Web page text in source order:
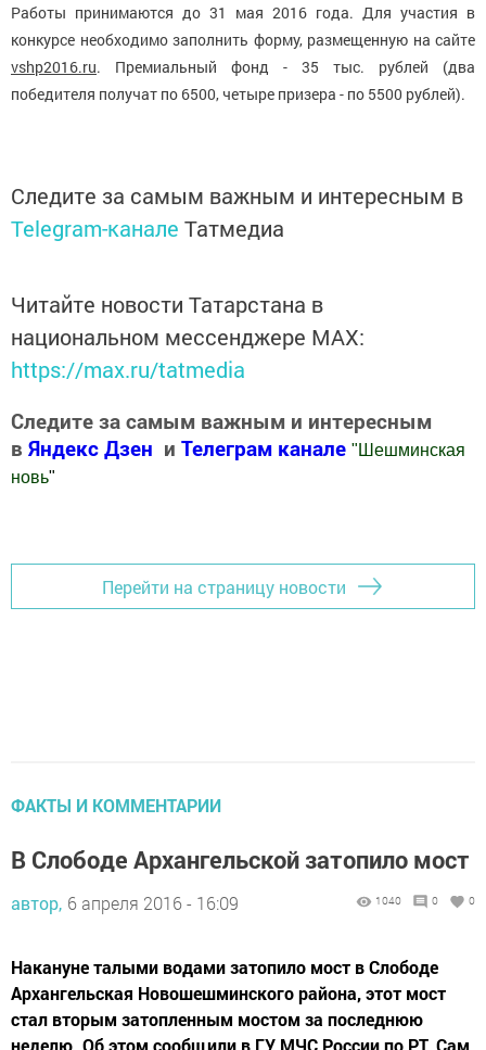
Работы принимаются до 31 мая 2016 года. Для участия в
конкурсе необходимо заполнить форму, размещенную на сайте
vshp2016.ru. Премиальный фонд - 35 тыс. рублей (два
победителя получат по 6500, четыре призера - по 5500 рублей).
Следите за самым важным и интересным в
Telegram-канале Татмедиа
Читайте новости Татарстана в
национальном мессенджере MАХ:
https://max.ru/tatmedia
Следите за самым важным и интересным
в Яндекс Дзен и Телеграм канале " Шешминская
новь"
Перейти на страницу новости
ФАКТЫ И КОММЕНТАРИИ
В Слободе Архангельской затопило мост
автор, 6 апреля 2016 - 16:09 1040 0 0
Накануне талыми водами затопило мост в Слободе
Архангельская Новошешминского района, этот мост
стал вторым затопленным мостом за последнюю